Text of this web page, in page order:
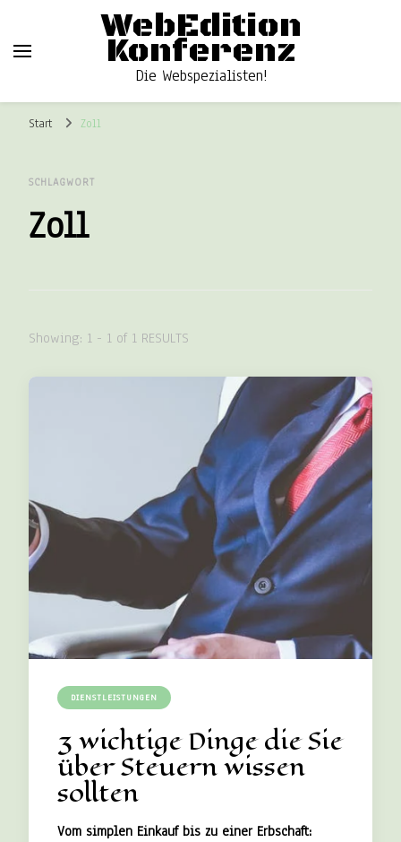
WebEdition
Konferenz
Die Webspezialisten!
Start Zoll
SCHLAGWORT
Zoll
Showing: 1 - 1 of 1 RESULTS
DIENSTLEISTUNGEN
3 wichtige Dinge die Sie
über Steuern wissen
sollten
Vom simplen Einkauf bis zu einer Erbschaft: